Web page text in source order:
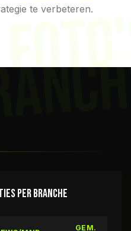
te verbeteren.
PER BRANCHE
GEM.